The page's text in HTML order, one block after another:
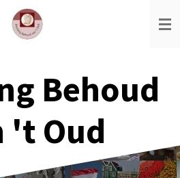
Behoud
't Oud